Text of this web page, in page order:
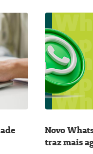
Novo
traz mais